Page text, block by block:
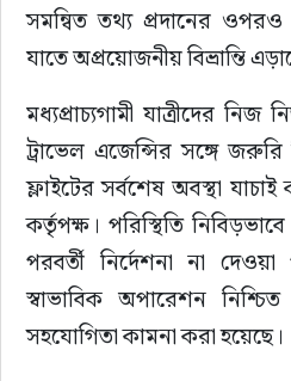
সমন্বিত তথ্য প্রদানের
যাতে অপ্রয়োজনীয় বিভ্রান্তি
মধ্যপ্রাচ্যগামী যাত্রীদের
ট্রাভেল এজেন্সির সঙ্গে
ফ্লাইটের সর্বশেষ অবস্থা
কর্তৃপক্ষ। পরিস্থিতি
পরবর্তী নির্দেশনা না দেওয়া
স্বাভাবিক অপারেশন
সহযোগিতা কামনা করা হয়েছে।